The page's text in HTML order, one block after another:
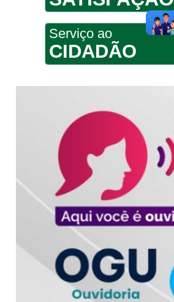
Serviço ao
CIDADÃO